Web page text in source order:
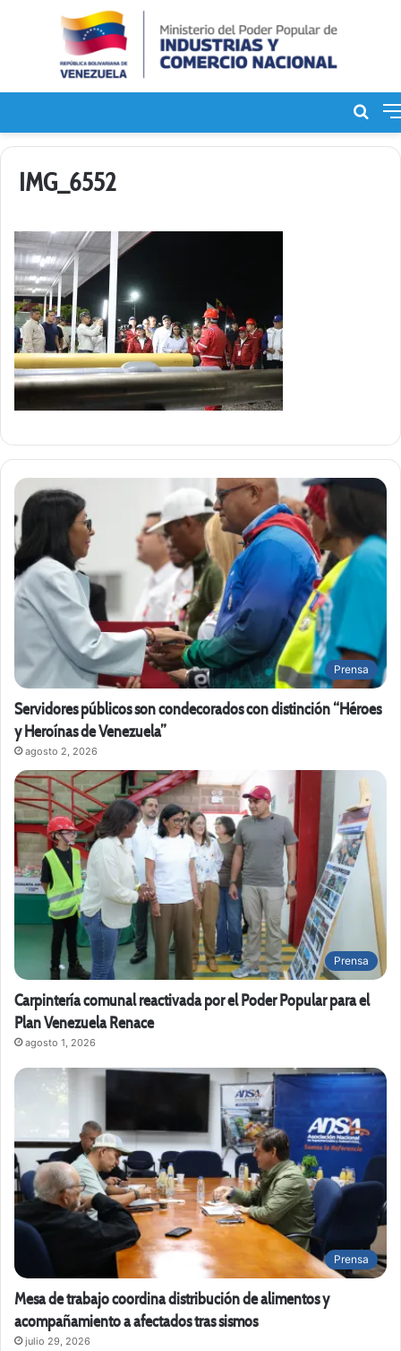
de
IMG_6552
Prensa
Servidores públicos son condecorados con distinción “Héroes
y Heroínas de Venezuela”
agosto 2, 2026
Prensa
Carpintería comunal reactivada por el Poder Popular para el
Plan Venezuela Renace
agosto 1, 2026
Prensa
Mesa de trabajo coordina distribución de alimentos y
acompañamiento a afectados tras sismos
julio 29, 2026